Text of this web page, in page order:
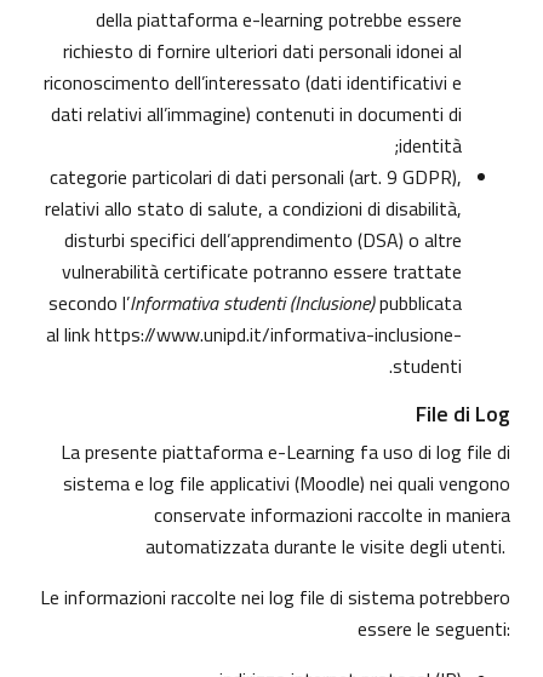
della piattaforma e-learning potrebbe essere
richiesto di fornire ulteriori dati personali idonei al
riconoscimento dell’interessato (dati identificativi e
dati relativi all’immagine) contenuti in documenti di
identità;
categorie particolari di dati personali (art. 9 GDPR),
relativi allo stato di salute, a condizioni di disabilità,
disturbi specifici dell’apprendimento (DSA) o altre
vulnerabilità certificate potranno essere trattate
secondo l’Informativa studenti (Inclusione)pubblicata
al linkhttps://www.unipd.it/informativa-inclusione-
studenti
.
File di Log
La presente piattaforma e-Learning fa uso di log file di
sistema e log file applicativi (Moodle) nei quali vengono
conservate informazioni raccolte in maniera
automatizzata durante le visite degli utenti.
Le informazioni raccolte nei log file di sistema potrebbero
essere le seguenti: